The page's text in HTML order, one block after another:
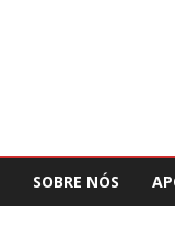
SOBRE NÓS